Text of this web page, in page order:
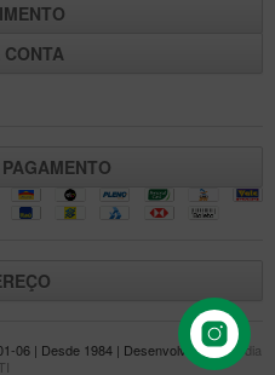
06 | Desde 1984 | Desenvolvido porMídia
TI